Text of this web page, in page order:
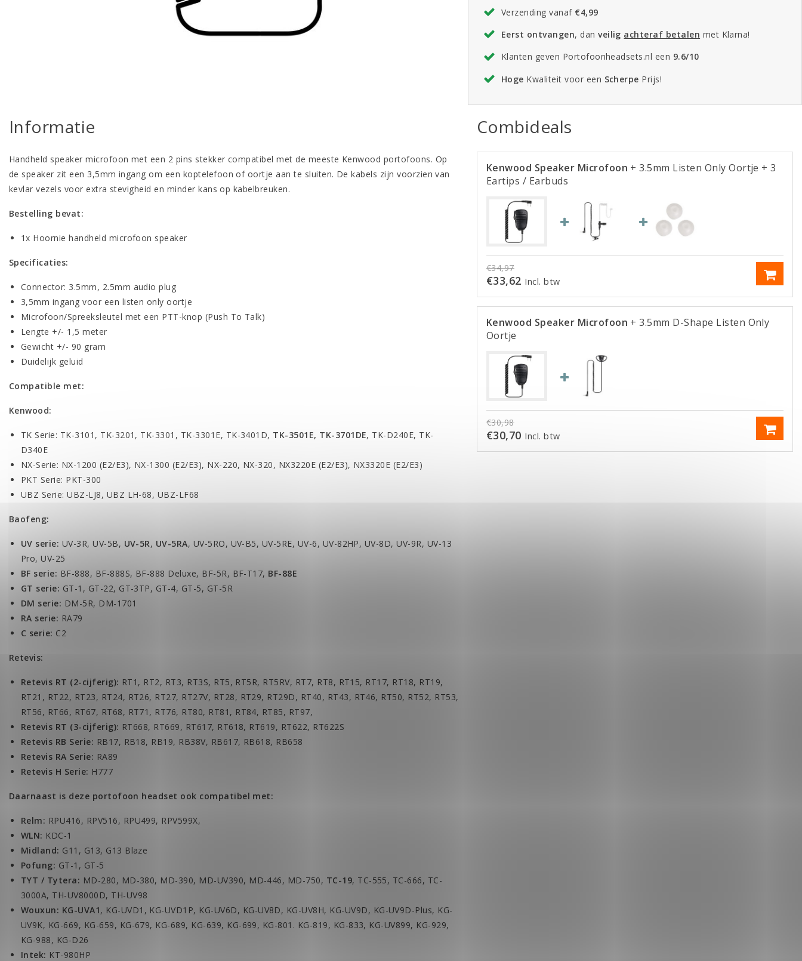
Verzending vanaf €4,99
Eerst ontvangen, danveilig achteraf betalen met Klarna!
Klanten geven Portofoonheadsets.nl een 9.6/10
Hoge Kwaliteit voor een Scherpe Prijs!
Informatie
Handheld speaker microfoon met een 2 pins stekker compatibel met de meeste Kenwood portofoons. Op
de speaker zit een 3,5mm ingang om een koptelefoon of oortje aan te sluiten. De kabels zijn voorzien van
kevlar vezels voor extra stevigheid en minder kans op kabelbreuken.
Bestelling bevat:
1x Hoornie handheld microfoon speaker
Specificaties:
Connector: 3.5mm, 2.5mm audio plug
3,5mm ingang voor een listen only oortje
Microfoon/Spreeksleutel met een PTT-knop (Push To Talk)
Lengte +/- 1,5 meter
Gewicht +/- 90 gram
Duidelijk geluid
Compatible met:
Kenwood:
TK Serie: TK-3101, TK-3201, TK-3301, TK-3301E, TK-3401D, TK-3501E, TK-3701DE, TK-D240E, TK-
D340E
NX-Serie: NX-1200 (E2/E3), NX-1300 (E2/E3), NX-220, NX-320, NX3220E (E2/E3), NX3320E (E2/E3)
PKT Serie: PKT-300
UBZ Serie: UBZ-LJ8, UBZ LH-68, UBZ-LF68
Baofeng:
UV serie: UV-3R, UV-5B, UV-5R, UV-5RA, UV-5RO, UV-B5, UV-5RE, UV-6, UV-82HP, UV-8D, UV-9R, UV-13
Pro, UV-25
BF serie: BF-888, BF-888S, BF-888 Deluxe, BF-5R, BF-T17, BF-88E
GT serie: GT-1, GT-22, GT-3TP, GT-4, GT-5, GT-5R
DM serie: DM-5R, DM-1701
RA serie: RA79
C serie: C2
Retevis:
Retevis RT (2-cijferig): RT1, RT2, RT3, RT3S, RT5, RT5R, RT5RV, RT7, RT8, RT15, RT17, RT18, RT19,
RT21, RT22, RT23, RT24, RT26, RT27, RT27V, RT28, RT29, RT29D, RT40, RT43, RT46, RT50, RT52, RT53,
RT56, RT66, RT67, RT68, RT71, RT76, RT80, RT81, RT84, RT85, RT97,
Retevis RT (3-cijferig): RT668, RT669, RT617, RT618, RT619, RT622, RT622S
Retevis RB Serie: RB17, RB18, RB19, RB38V, RB617, RB618, RB658
Retevis RA Serie: RA89
Retevis H Serie: H777
Daarnaast is deze portofoon headset ook compatibel met:
Relm: RPU416, RPV516, RPU499, RPV599X,
WLN: KDC-1
Midland: G11, G13, G13 Blaze
Pofung: GT-1, GT-5
TYT / Tytera: MD-280, MD-380, MD-390, MD-UV390, MD-446, MD-750, TC-19, TC-555, TC-666, TC-
3000A, TH-UV8000D, TH-UV98
Wouxun: KG-UVA1, KG-UVD1, KG-UVD1P, KG-UV6D, KG-UV8D, KG-UV8H, KG-UV9D, KG-UV9D-Plus, KG-
UV9K, KG-669, KG-659, KG-679, KG-689, KG-639, KG-699, KG-801. KG-819, KG-833, KG-UV899, KG-929,
KG-988, KG-D26
Intek: KT-980HP
Combideals
Kenwood Speaker Microfoon + 3.5mm Listen Only Oortje + 3
Eartips / Earbuds
€34,97
€33,62 Incl. btw
Kenwood Speaker Microfoon + 3.5mm D-Shape Listen Only
Oortje
€30,98
€30,70 Incl. btw